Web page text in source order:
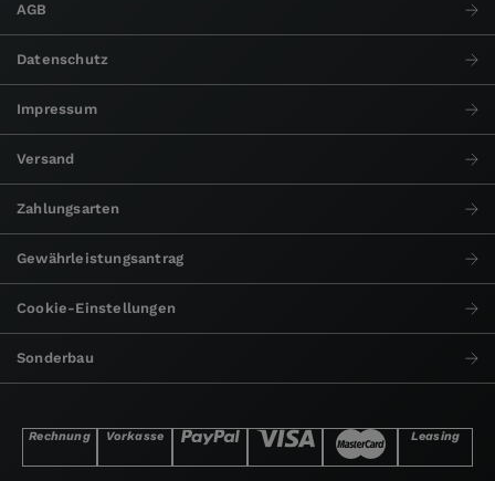
AGB
Datenschutz
Impressum
Versand
Zahlungsarten
Gewährleistungsantrag
Cookie-Einstellungen
Sonderbau
Rechnung Vorkasse Leasing